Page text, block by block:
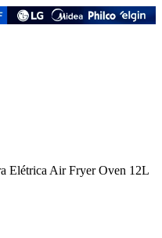
Elétrica Air Fryer Oven 12L